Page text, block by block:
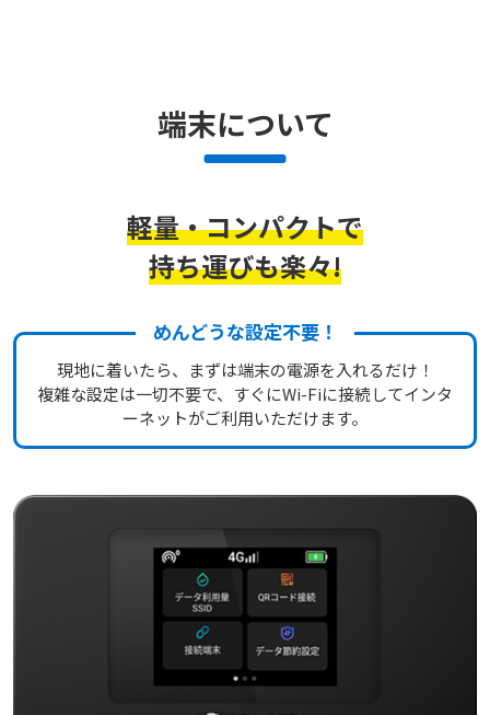
端末について
軽量・コンパクトで
持ち運びも楽々!
めんどうな設定不要！
現地に着いたら、まずは端末の電源を入れるだけ！
複雑な設定は一切不要で、すぐにWi-Fiに接続してインタ
ーネットがご利用いただけます。